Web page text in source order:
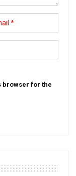
browser for the